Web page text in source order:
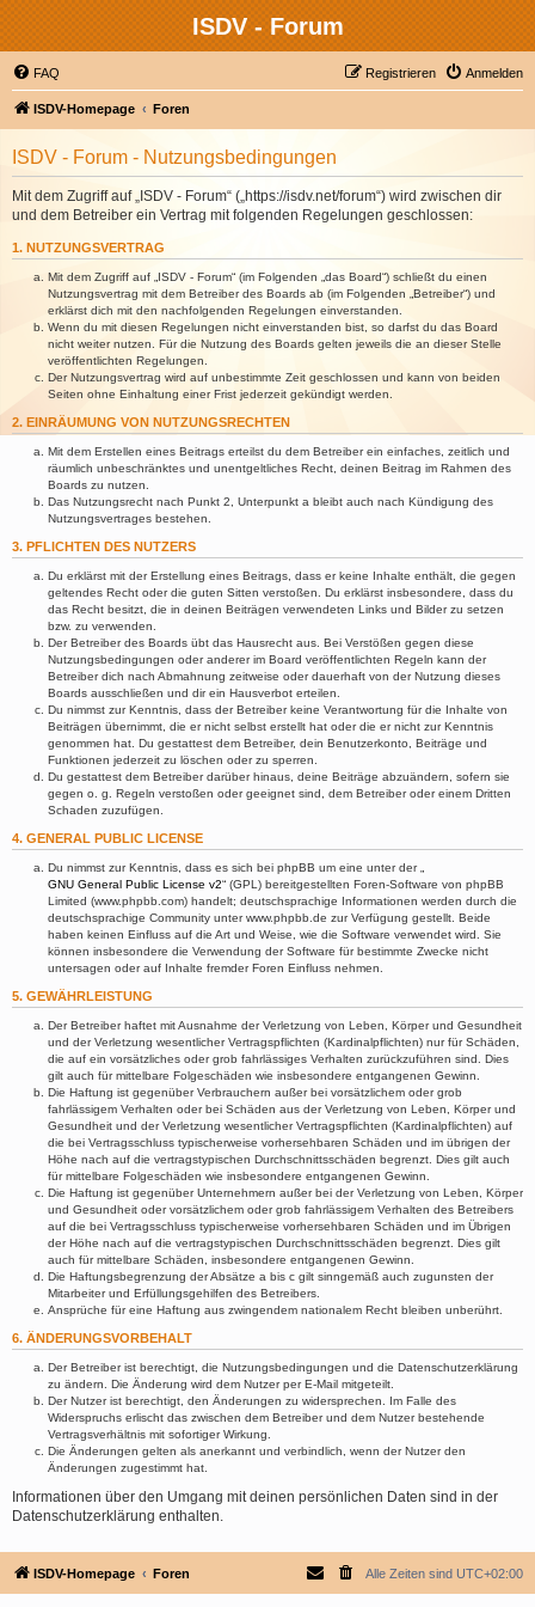
ISDV - Forum
FAQ Anmelden
Registrieren
ISDV-Homepage Foren
ISDV - Forum - Nutzungsbedingungen
Mit dem Zugriff auf „ISDV - Forum“ („https://isdv.net/forum“) wird zwischen dir
und dem Betreiber ein Vertrag mit folgenden Regelungen geschlossen:
1. NUTZUNGSVERTRAG
Mit dem Zugriff auf „ISDV - Forum“ (im Folgenden „das Board“) schließt du einen
Nutzungsvertrag mit dem Betreiber des Boards ab (im Folgenden „Betreiber“) und
erklärst dich mit den nachfolgenden Regelungen einverstanden.
Wenn du mit diesen Regelungen nicht einverstanden bist, so darfst du das Board
nicht weiter nutzen. Für die Nutzung des Boards gelten jeweils die an dieser Stelle
veröffentlichten Regelungen.
Der Nutzungsvertrag wird auf unbestimmte Zeit geschlossen und kann von beiden
Seiten ohne Einhaltung einer Frist jederzeit gekündigt werden.
2. EINRÄUMUNG VON NUTZUNGSRECHTEN
Mit dem Erstellen eines Beitrags erteilst du dem Betreiber ein einfaches, zeitlich und
räumlich unbeschränktes und unentgeltliches Recht, deinen Beitrag im Rahmen des
Boards zu nutzen.
Das Nutzungsrecht nach Punkt 2, Unterpunkt a bleibt auch nach Kündigung des
Nutzungsvertrages bestehen.
3. PFLICHTEN DES NUTZERS
Du erklärst mit der Erstellung eines Beitrags, dass er keine Inhalte enthält, die gegen
geltendes Recht oder die guten Sitten verstoßen. Du erklärst insbesondere, dass du
das Recht besitzt, die in deinen Beiträgen verwendeten Links und Bilder zu setzen
bzw. zu verwenden.
Der Betreiber des Boards übt das Hausrecht aus. Bei Verstößen gegen diese
Nutzungsbedingungen oder anderer im Board veröffentlichten Regeln kann der
Betreiber dich nach Abmahnung zeitweise oder dauerhaft von der Nutzung dieses
Boards ausschließen und dir ein Hausverbot erteilen.
Du nimmst zur Kenntnis, dass der Betreiber keine Verantwortung für die Inhalte von
Beiträgen übernimmt, die er nicht selbst erstellt hat oder die er nicht zur Kenntnis
genommen hat. Du gestattest dem Betreiber, dein Benutzerkonto, Beiträge und
Funktionen jederzeit zu löschen oder zu sperren.
Du gestattest dem Betreiber darüber hinaus, deine Beiträge abzuändern, sofern sie
gegen o. g. Regeln verstoßen oder geeignet sind, dem Betreiber oder einem Dritten
Schaden zuzufügen.
4. GENERAL PUBLIC LICENSE
Du nimmst zur Kenntnis, dass es sich bei phpBB um eine unter der „
GNU General Public License v2“ (GPL) bereitgestellten Foren-Software von phpBB
Limited (www.phpbb.com) handelt; deutschsprachige Informationen werden durch die
deutschsprachige Community unter www.phpbb.de zur Verfügung gestellt. Beide
haben keinen Einfluss auf die Art und Weise, wie die Software verwendet wird. Sie
können insbesondere die Verwendung der Software für bestimmte Zwecke nicht
untersagen oder auf Inhalte fremder Foren Einfluss nehmen.
5. GEWÄHRLEISTUNG
Der Betreiber haftet mit Ausnahme der Verletzung von Leben, Körper und Gesundheit
und der Verletzung wesentlicher Vertragspflichten (Kardinalpflichten) nur für Schäden,
die auf ein vorsätzliches oder grob fahrlässiges Verhalten zurückzuführen sind. Dies
gilt auch für mittelbare Folgeschäden wie insbesondere entgangenen Gewinn.
Die Haftung ist gegenüber Verbrauchern außer bei vorsätzlichem oder grob
fahrlässigem Verhalten oder bei Schäden aus der Verletzung von Leben, Körper und
Gesundheit und der Verletzung wesentlicher Vertragspflichten (Kardinalpflichten) auf
die bei Vertragsschluss typischerweise vorhersehbaren Schäden und im übrigen der
Höhe nach auf die vertragstypischen Durchschnittsschäden begrenzt. Dies gilt auch
für mittelbare Folgeschäden wie insbesondere entgangenen Gewinn.
Die Haftung ist gegenüber Unternehmern außer bei der Verletzung von Leben, Körper
und Gesundheit oder vorsätzlichem oder grob fahrlässigem Verhalten des Betreibers
auf die bei Vertragsschluss typischerweise vorhersehbaren Schäden und im Übrigen
der Höhe nach auf die vertragstypischen Durchschnittsschäden begrenzt. Dies gilt
auch für mittelbare Schäden, insbesondere entgangenen Gewinn.
Die Haftungsbegrenzung der Absätze a bis c gilt sinngemäß auch zugunsten der
Mitarbeiter und Erfüllungsgehilfen des Betreibers.
Ansprüche für eine Haftung aus zwingendem nationalem Recht bleiben unberührt.
6. ÄNDERUNGSVORBEHALT
Der Betreiber ist berechtigt, die Nutzungsbedingungen und die Datenschutzerklärung
zu ändern. Die Änderung wird dem Nutzer per E-Mail mitgeteilt.
Der Nutzer ist berechtigt, den Änderungen zu widersprechen. Im Falle des
Widerspruchs erlischt das zwischen dem Betreiber und dem Nutzer bestehende
Vertragsverhältnis mit sofortiger Wirkung.
Die Änderungen gelten als anerkannt und verbindlich, wenn der Nutzer den
Änderungen zugestimmt hat.
Informationen über den Umgang mit deinen persönlichen Daten sind in der
Datenschutzerklärung enthalten.
ISDV-Homepage Foren Alle Zeiten sind UTC+02:00